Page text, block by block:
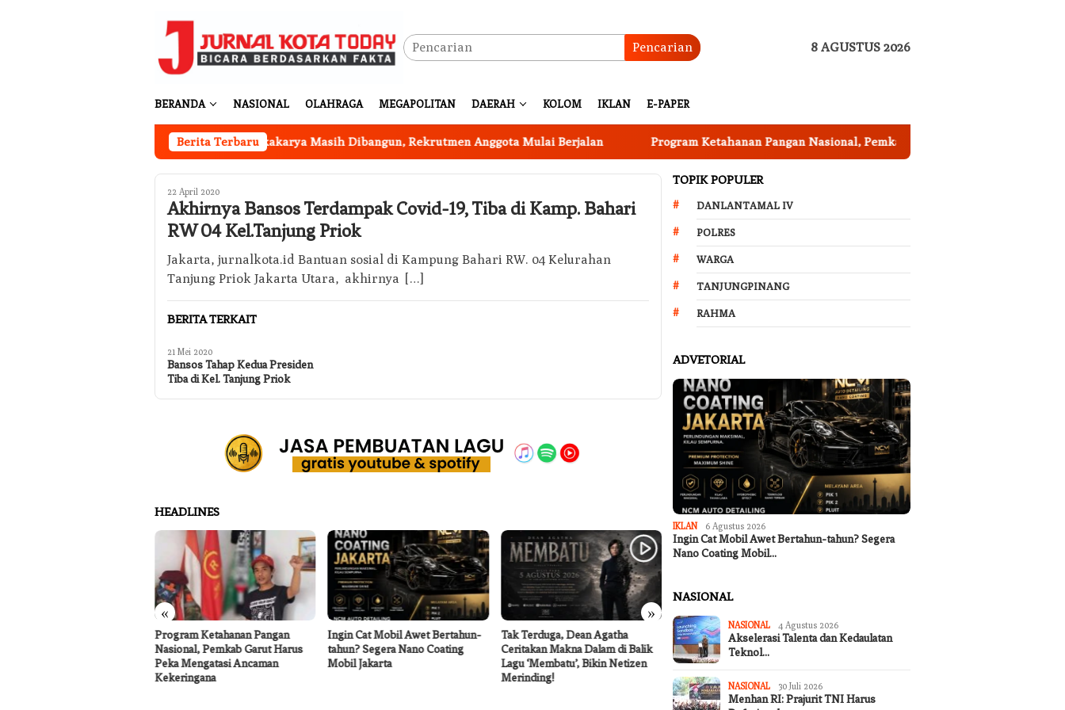
Pencarian 8 AGUSTUS 2026
BERANDA NASIONAL OLAHRAGA MEGAPOLITAN DAERAH KOLOM IKLAN E-PAPER
Berita Terbaru
Kantor Koperasi Merah Putih Desa Sukakarya Masih Dibangun, Rekrutmen Anggota Mulai Berjalan Program Ketahanan Pangan Nasional, Pemkab Garut Harus Peka Mengatasi
22 April 2020
Akhirnya Bansos Terdampak Covid-19, Tiba di Kamp. Bahari
RW 04 Kel.Tanjung Priok
Jakarta, jurnalkota.id Bantuan sosial di Kampung Bahari RW. 04 Kelurahan
Tanjung Priok Jakarta Utara, akhirnya […]
BERITA TERKAIT
21 Mei 2020
Bansos Tahap Kedua Presiden
Tiba di Kel. Tanjung Priok
HEADLINES
« »
Program Ketahanan Pangan
Nasional, Pemkab Garut Harus
Peka Mengatasi Ancaman
Kekeringana
Ingin Cat Mobil Awet Bertahun-
tahun? Segera Nano Coating
Mobil Jakarta
Tak Terduga, Dean Agatha
Ceritakan Makna Dalam di Balik
Lagu ‘Membatu’, Bikin Netizen
Merinding!
Wawali Arya Wibawa Pimpin
Rakor TKPK dan Percepatan
Perlinsos Kota Denpasar
Kantor Koperasi Merah Putih
TOPIK POPULER
DANLANTAMAL IV
POLRES
WARGA
TANJUNGPINANG
RAHMA
ADVETORIAL
IKLAN 6 Agustus 2026
Ingin Cat Mobil Awet Bertahun-tahun? Segera
Nano Coating Mobil…
NASIONAL
NASIONAL 4 Agustus 2026
Akselerasi Talenta dan Kedaulatan
Teknol…
NASIONAL 30 Juli 2026
Menhan RI: Prajurit TNI Harus